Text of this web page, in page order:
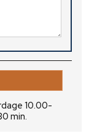
10.00-
min.